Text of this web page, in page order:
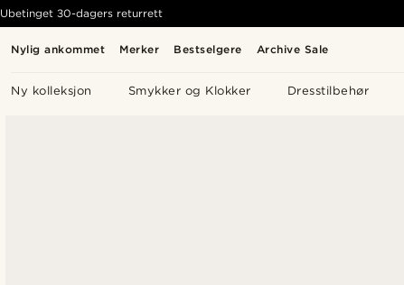
Nylig ankommet Merker Bestselgere Archive Sale
Ny kolleksjon Smykker og Klokker Dresstilbehør
Ubetinget 30-dagers returrett